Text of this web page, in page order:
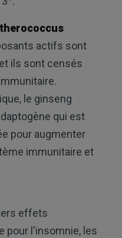
actifs sont
ils sont censés
le ginseng
qui est
pour augmenter
immunitaire et
effets
pour l'insomnie, les